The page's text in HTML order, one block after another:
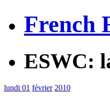
French
ESWC:
lundi 01 février 2010